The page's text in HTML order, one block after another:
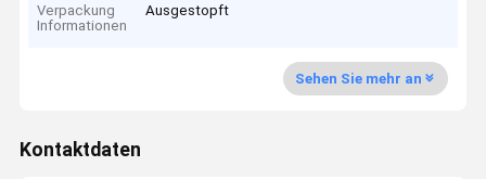
Verpackung
Informationen
Ausgestopft
Sehen Sie mehr an
Kontaktdaten